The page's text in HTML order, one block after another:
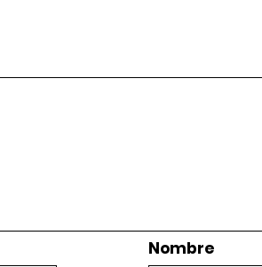
Nombre